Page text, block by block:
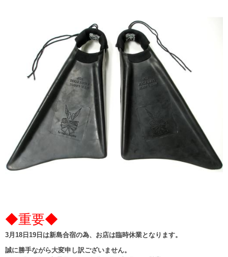
◆重要◆
3月18日19日は新島合宿の為、お店は臨時休業となります。
誠に勝手ながら大変申し訳ございません。